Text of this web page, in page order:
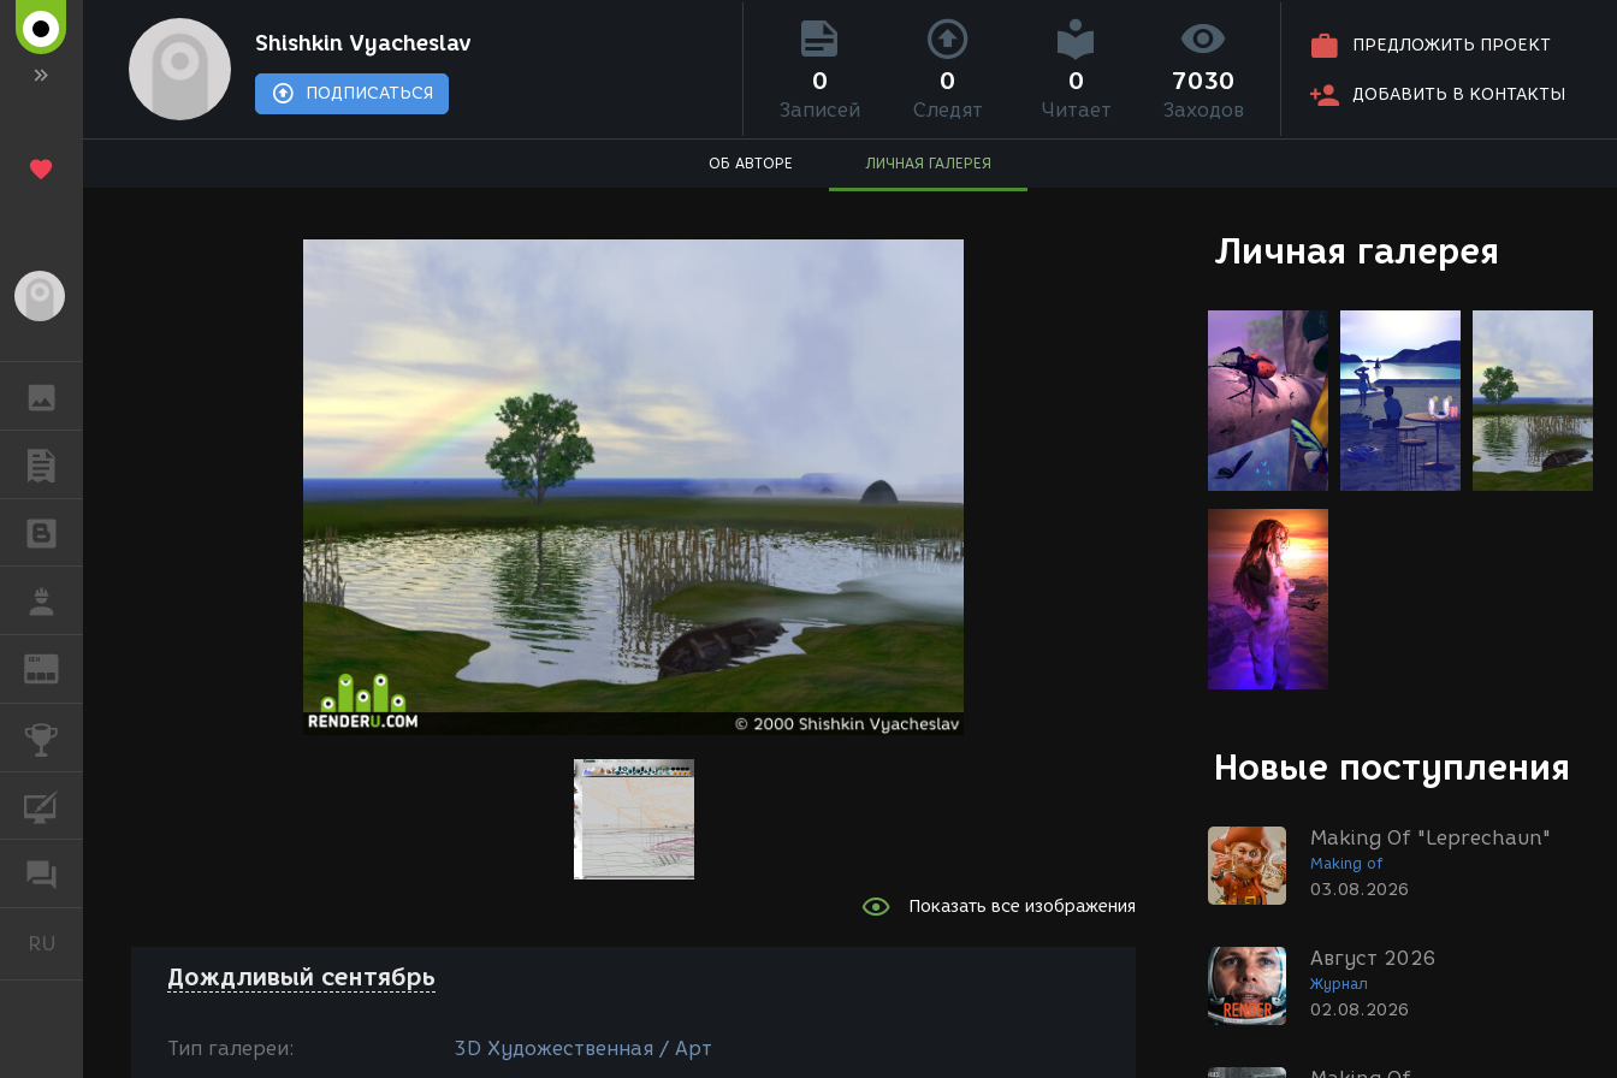
REN
RU
Shishkin Vyacheslav
ПОДПИСАТЬСЯ
ПРЕДЛОЖИТЬ ПРОЕКТ
ДОБАВИТЬ В КОНТАКТЫ
0
Записей
0
Следят
0
Читает
7030
Заходов
ОБ АВТОРЕ ЛИЧНАЯ ГАЛЕРЕЯ
Личная галерея
Новые поступления
Making Of "Leprechaun"
Making of
03.08.2026
Август 2026
Журнал
02.08.2026
Показать все изображения
Дождливый сентябрь
Тип галереи: 3D Художественная / Арт